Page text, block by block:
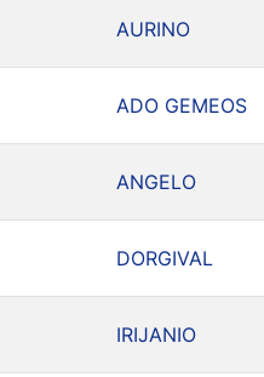
AURINO
ADO GEMEOS
ANGELO
DORGIVAL
IRIJANIO